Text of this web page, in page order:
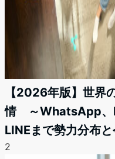
【2026年版】世界
情 ～WhatsApp、
LINEまで勢力分布
2